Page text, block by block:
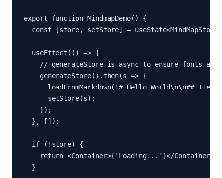
export function MindmapDemo() {
const [store, setStore] = useState<MindMapStore
  useEffect(() => {
// generateStore is async to ensure fonts
    generateStore().then(s => {
loadFromMarkdown('# Hello World\n\n## Item
      setStore(s);
    });
  }, []);
  if (!store) {
    return <Container>{'Loading...'}</Container>;
  }